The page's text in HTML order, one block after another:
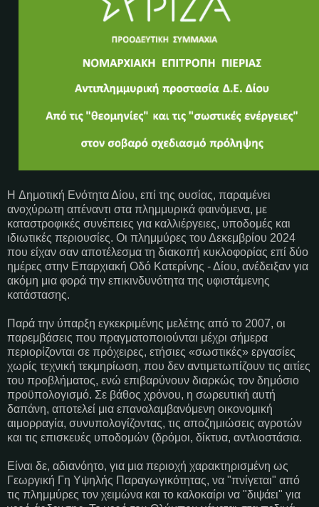
H Δημοτική Ενότητα Δίου, επί της ουσίας, παραμένει
ανοχύρωτη απέναντι στα πλημμυρικά φαινόμενα, με
καταστροφικές συνέπειες για καλλιέργειες, υποδομές και
ιδιωτικές περιουσίες. Οι πλημμύρες του Δεκεμβρίου 2024
που είχαν σαν αποτέλεσμα τη διακοπή κυκλοφορίας επί δύο
ημέρες στην Επαρχιακή Οδό Κατερίνης - Δίου, ανέδειξαν για
ακόμη μια φορά την επικινδυνότητα της υφιστάμενης
κατάστασης.
Παρά την ύπαρξη εγκεκριμένης μελέτης από το 2007, οι
παρεμβάσεις που πραγματοποιούνται μέχρι σήμερα
περιορίζονται σε πρόχειρες, ετήσιες «σωστικές» εργασίες
χωρίς τεχνική τεκμηρίωση, που δεν αντιμετωπίζουν τις αιτίες
του προβλήματος, ενώ επιβαρύνουν διαρκώς τον δημόσιο
προϋπολογισμό. Σε βάθος χρόνου, η σωρευτική αυτή
δαπάνη, αποτελεί μια επαναλαμβανόμενη οικονομική
αιμορραγία, συνυπολογίζοντας, τις αποζημιώσεις αγροτών
και τις επισκευές υποδομών (δρόμοι, δίκτυα, αντλιοστάσια.
Είναι δε, αδιανόητο, για μια περιοχή χαρακτηρισμένη ως
Γεωργική Γη Υψηλής Παραγωγικότητας, να "πνίγεται" από
τις πλημμύρες τον χειμώνα και το καλοκαίρι να "διψάει" για